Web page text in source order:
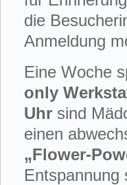
die
Anmeldung
Eine Woche
only
Uhr sind
einen
„Flower-
Entspannung